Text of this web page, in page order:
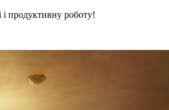
і продуктивну роботу!